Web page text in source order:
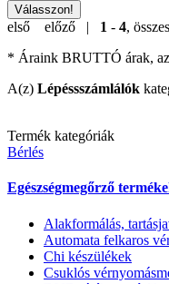
Válasszon!
első előző | 1 - 4,
* Áraink BRUTTÓ árak,
A(z) Lépéssszámlálók
Termék kategóriák
Bérlés
Egészségmegőrző
Alakformálás,
Automata felkaros
Chi készülékek
Csuklós